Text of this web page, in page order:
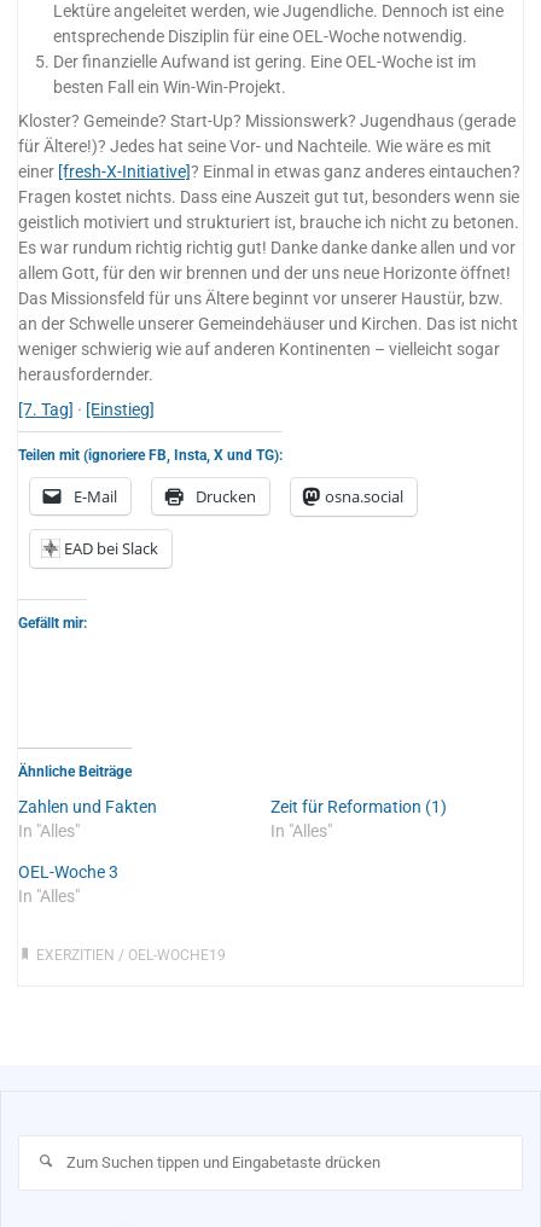
Lektüre angeleitet werden, wie Jugendliche. Dennoch ist eine
entsprechende Disziplin für eine OEL-Woche notwendig.
Der finanzielle Aufwand ist gering. Eine OEL-Woche ist im
besten Fall ein Win-Win-Projekt.
Kloster? Gemeinde? Start-Up? Missionswerk? Jugendhaus (gerade
für Ältere!)? Jedes hat seine Vor- und Nachteile. Wie wäre es mit
einer [fresh-X-Initiative]? Einmal in etwas ganz anderes eintauchen?
Fragen kostet nichts. Dass eine Auszeit gut tut, besonders wenn sie
geistlich motiviert und strukturiert ist, brauche ich nicht zu betonen.
Es war rundum richtig richtig gut! Danke danke danke allen und vor
allem Gott, für den wir brennen und der uns neue Horizonte öffnet!
Das Missionsfeld für uns Ältere beginnt vor unserer Haustür, bzw.
an der Schwelle unserer Gemeindehäuser und Kirchen. Das ist nicht
weniger schwierig wie auf anderen Kontinenten – vielleicht sogar
herausfordernder.
[7. Tag] · [Einstieg]
Teilen mit (ignoriere FB, Insta, X und TG):
E-Mail Drucken osna.social
EAD bei Slack
Gefällt mir:
Ähnliche Beiträge
Zahlen und Fakten
In "Alles"
Zeit für Reformation (1)
In "Alles"
OEL-Woche 3
In "Alles"
EXERZITIEN / OEL-WOCHE19